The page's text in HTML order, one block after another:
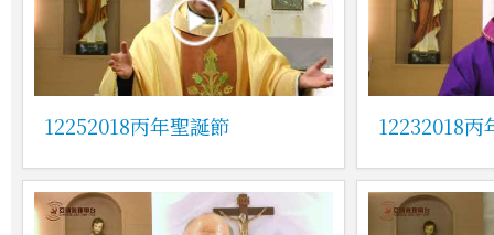
12252018丙年聖誕節 12232018丙